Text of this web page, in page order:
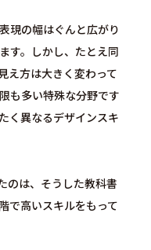
現の幅はぐんと広がり
す。しかし、たとえ同
え方は大きく変わって
も多い特殊な分野です
く異なるデザインスキ
のは、そうした教科書
で高いスキルをもって